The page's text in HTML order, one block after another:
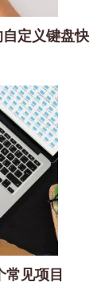
定义键盘快
见项目